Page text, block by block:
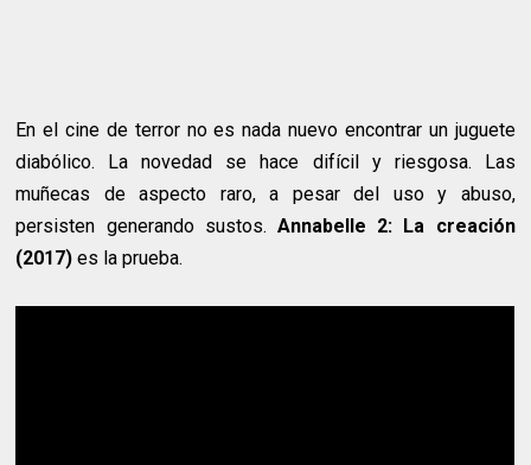
En el cine de terror no es nada nuevo encontrar un juguete
diabólico. La novedad se hace difícil y riesgosa. Las
muñecas de aspecto raro, a pesar del uso y abuso,
persisten generando sustos. Annabelle 2: La creación
(2017) es la prueba.